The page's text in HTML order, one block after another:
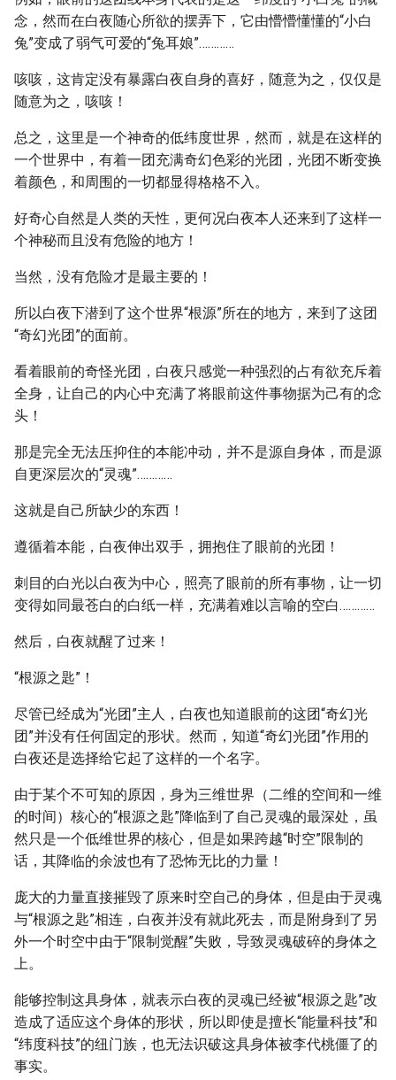
念，然而在白夜随心所欲的摆弄下，它由懵懵懂懂的“小白
兔”变成了弱气可爱的“兔耳娘”…………
咳咳，这肯定没有暴露白夜自身的喜好，随意为之，仅仅是
随意为之，咳咳！
总之，这里是一个神奇的低纬度世界，然而，就是在这样的
一个世界中，有着一团充满奇幻色彩的光团，光团不断变换
着颜色，和周围的一切都显得格格不入。
好奇心自然是人类的天性，更何况白夜本人还来到了这样一
个神秘而且没有危险的地方！
当然，没有危险才是最主要的！
所以白夜下潜到了这个世界“根源”所在的地方，来到了这团
“奇幻光团”的面前。
看着眼前的奇怪光团，白夜只感觉一种强烈的占有欲充斥着
全身，让自己的内心中充满了将眼前这件事物据为己有的念
头！
那是完全无法压抑住的本能冲动，并不是源自身体，而是源
自更深层次的“灵魂”…………
这就是自己所缺少的东西！
遵循着本能，白夜伸出双手，拥抱住了眼前的光团！
刺目的白光以白夜为中心，照亮了眼前的所有事物，让一切
变得如同最苍白的白纸一样，充满着难以言喻的空白…………
然后，白夜就醒了过来！
“根源之匙”！
尽管已经成为“光团”主人，白夜也知道眼前的这团“奇幻光
团”并没有任何固定的形状。然而，知道“奇幻光团”作用的
白夜还是选择给它起了这样的一个名字。
由于某个不可知的原因，身为三维世界（二维的空间和一维
的时间）核心的“根源之匙”降临到了自己灵魂的最深处，虽
然只是一个低维世界的核心，但是如果跨越“时空”限制的
话，其降临的余波也有了恐怖无比的力量！
庞大的力量直接摧毁了原来时空自己的身体，但是由于灵魂
与“根源之匙”相连，白夜并没有就此死去，而是附身到了另
外一个时空中由于“限制觉醒”失败，导致灵魂破碎的身体之
上。
能够控制这具身体，就表示白夜的灵魂已经被“根源之匙”改
造成了适应这个身体的形状，所以即使是擅长“能量科技”和
“纬度科技”的纽门族，也无法识破这具身体被李代桃僵了的
事实。